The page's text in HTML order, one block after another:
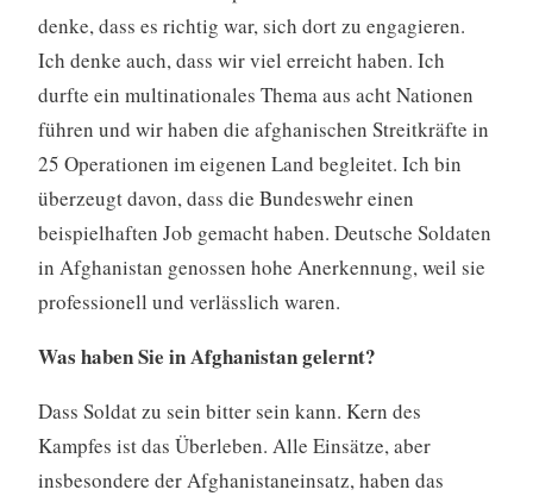
denke, dass es richtig war, sich dort zu engagieren.
Ich denke auch, dass wir viel erreicht haben. Ich
durfte ein multinationales Thema aus acht Nationen
führen und wir haben die afghanischen Streitkräfte in
25 Operationen im eigenen Land begleitet. Ich bin
überzeugt davon, dass die Bundeswehr einen
beispielhaften Job gemacht haben. Deutsche Soldaten
in Afghanistan genossen hohe Anerkennung, weil sie
professionell und verlässlich waren.
Was haben Sie in Afghanistan gelernt?
Dass Soldat zu sein bitter sein kann. Kern des
Kampfes ist das Überleben. Alle Einsätze, aber
insbesondere der Afghanistaneinsatz, haben das